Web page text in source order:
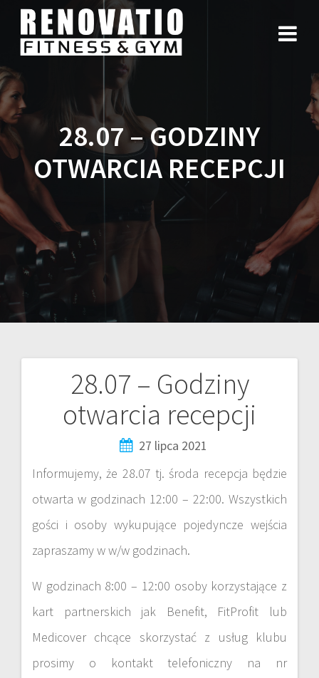
28.07 – GODZINY
OTWARCIA RECEPCJI
28.07 – Godziny
otwarcia recepcji
27 lipca 2021
Informujemy, że 28.07 tj. środa recepcja będzie
otwarta w godzinach 12:00 – 22:00. Wszystkich
gości i osoby wykupujące pojedyncze wejścia
zapraszamy w w/w godzinach.
W godzinach 8:00 – 12:00 osoby korzystające z
kart partnerskich jak Benefit, FitProfit lub
Medicover chcące skorzystać z usług klubu
prosimy o kontakt telefoniczny na nr